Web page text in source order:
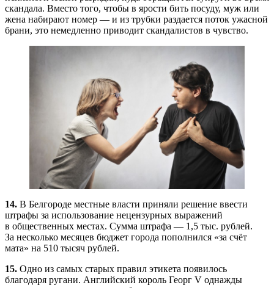
скандала. Вместо того, чтобы в ярости бить посуду, муж или
жена набирают номер — и из трубки раздается поток ужасной
брани, это немедленно приводит скандалистов в чувство.
14. В Белгороде местные власти приняли решение ввести
штрафы за использование нецензурных выражений
в общественных местах. Сумма штрафа — 1,5 тыс. рублей.
За несколько месяцев бюджет города пополнился «за счёт
мата» на 510 тысяч рублей.
15. Одно из самых старых правил этикета появилось
благодаря ругани. Английский король Георг V однажды